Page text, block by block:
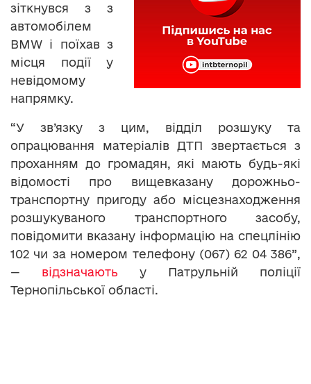
зіткнувся з з
автомобілем
BMW і поїхав з
місця події у
невідомому
напрямку.
“У зв’язку з цим, відділ розшуку та
опрацювання матеріалів ДТП звертається з
проханням до громадян, які мають будь-які
відомості про вищевказану дорожньо-
транспортну пригоду або місцезнаходження
розшукуваного транспортного засобу,
повідомити вказану інформацію на спецлінію
102 чи за номером телефону (067) 62 04 386”,
— відзначають у Патрульній поліції
Тернопільської області.